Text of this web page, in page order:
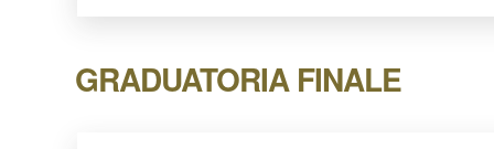
GRADUATORIA FINALE